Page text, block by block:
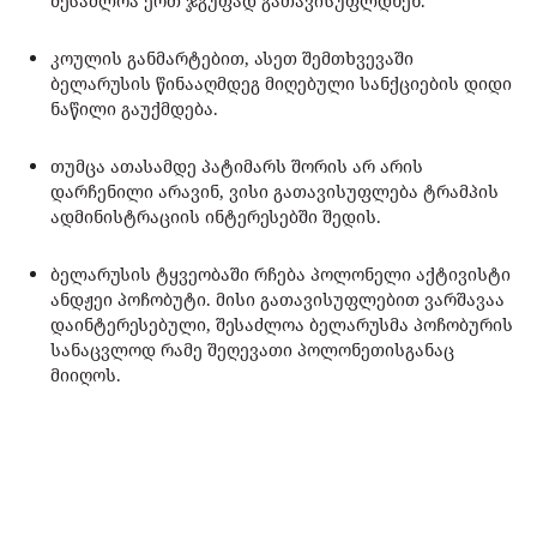
კოულის განმარტებით, ასეთ შემთხვევაში
ბელარუსის წინააღმდეგ მიღებული სანქციების დიდი
ნაწილი გაუქმდება.
თუმცა ათასამდე პატიმარს შორის არ არის
დარჩენილი არავინ, ვისი გათავისუფლება ტრამპის
ადმინისტრაციის ინტერესებში შედის.
ბელარუსის ტყვეობაში რჩება პოლონელი აქტივისტი
ანდჟეი პოჩობუტი. მისი გათავისუფლებით ვარშავაა
დაინტერესებული, შესაძლოა ბელარუსმა პოჩობურის
სანაცვლოდ რამე შეღევათი პოლონეთისგანაც
მიიღოს.